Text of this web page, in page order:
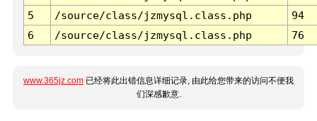
5
/source/class/jzmysql.class.php
94
6
/source/class/jzmysql.class.php 76
www.365jz.com 已经将此出错信息详细记录, 由此给您带来的访问不便我
们深感歉意.